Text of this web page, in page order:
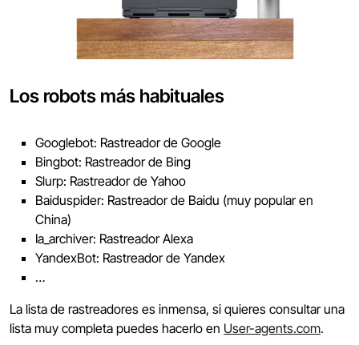
Los robots más habituales
Googlebot: Rastreador de Google
Bingbot: Rastreador de Bing
Slurp: Rastreador de Yahoo
Baiduspider: Rastreador de Baidu (muy popular en
China)
Ia_archiver: Rastreador Alexa
YandexBot: Rastreador de Yandex
…
La lista de rastreadores es inmensa, si quieres consultar una
lista muy completa puedes hacerlo en User-agents.com.